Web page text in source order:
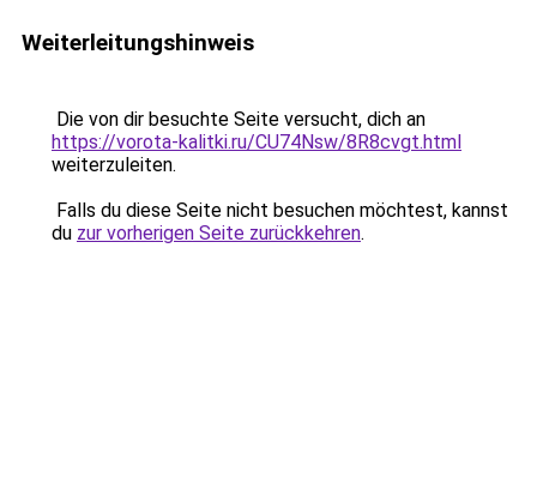
Weiterleitungshinweis
Die von dir besuchte Seite versucht, dich an
https://vorota-kalitki.ru/CU74Nsw/8R8cvgt.html
weiterzuleiten.
Falls du diese Seite nicht besuchen möchtest, kannst
du zur vorherigen Seite zurückkehren.